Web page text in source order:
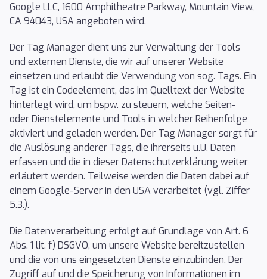
Google LLC, 1600 Amphitheatre Parkway, Mountain View,
CA 94043, USA angeboten wird.
Der Tag Manager dient uns zur Verwaltung der Tools
und externen Dienste, die wir auf unserer Website
einsetzen und erlaubt die Verwendung von sog. Tags. Ein
Tag ist ein Codeelement, das im Quelltext der Website
hinterlegt wird, um bspw. zu steuern, welche Seiten-
oder Dienstelemente und Tools in welcher Reihenfolge
aktiviert und geladen werden. Der Tag Manager sorgt für
die Auslösung anderer Tags, die ihrerseits u.U. Daten
erfassen und die in dieser Datenschutzerklärung weiter
erläutert werden. Teilweise werden die Daten dabei auf
einem Google-Server in den USA verarbeitet (vgl. Ziffer
5.3.).
Die Datenverarbeitung erfolgt auf Grundlage von Art. 6
Abs. 1 lit. f) DSGVO, um unsere Website bereitzustellen
und die von uns eingesetzten Dienste einzubinden. Der
Zugriff auf und die Speicherung von Informationen im